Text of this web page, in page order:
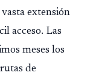
extensión
acceso. Las
meses los
de